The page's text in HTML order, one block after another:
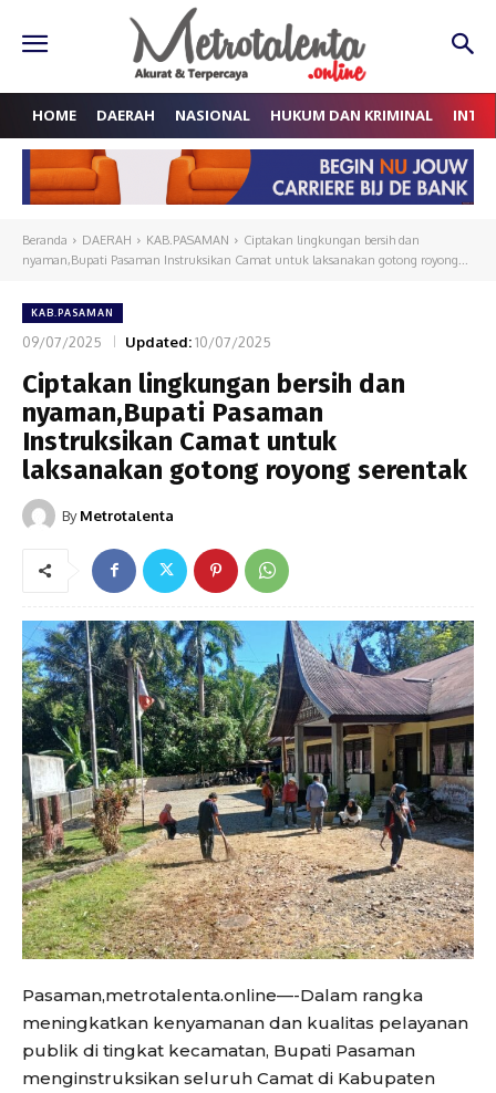
HOME DAERAH NASIONAL HUKUM DAN KRIMINAL
Beranda DAERAH KAB.PASAMAN
Ciptakan lingkungan bersih dan
nyaman,Bupati Pasaman Instruksikan Camat untuk laksanakan gotong royong...
KAB.PASAMAN
09/07/2025 Updated:10/07/2025
Ciptakan lingkungan bersih dan
nyaman,Bupati Pasaman
Instruksikan Camat untuk
laksanakan gotong royong serentak
By Metrotalenta
Pasaman,metrotalenta.online—-Dalam rangka
meningkatkan kenyamanan dan kualitas pelayanan
publik di tingkat kecamatan, Bupati Pasaman
menginstruksikan seluruh Camat di Kabupaten